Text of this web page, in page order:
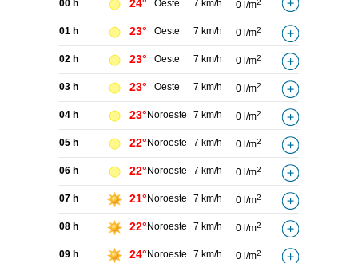
00 h 24° Oeste 7 km/h 0 l/m2
01 h 23° Oeste 7 km/h 0 l/m2
02 h 23° Oeste 7 km/h 0 l/m2
03 h 23° Oeste 7 km/h 0 l/m2
04 h 23° Noroeste 7 km/h 0 l/m2
05 h 22° Noroeste 7 km/h 0 l/m2
06 h 22° Noroeste 7 km/h 0 l/m2
07 h 21° Noroeste 7 km/h 0 l/m2
08 h 22° Noroeste 7 km/h 0 l/m2
09 h 24° Noroeste 7 km/h 0 l/m2